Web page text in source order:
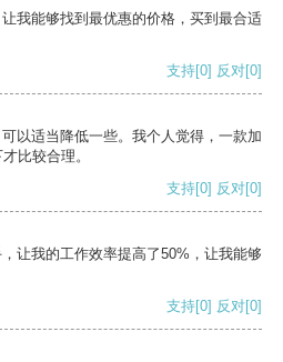
我能够找到最优惠的价格，买到最合适
支持[0] 反对[0]
以适当降低一些。我个人觉得，一款加
比较合理。
支持[0] 反对[0]
让我的工作效率提高了50%，让我能够
支持[0] 反对[0]